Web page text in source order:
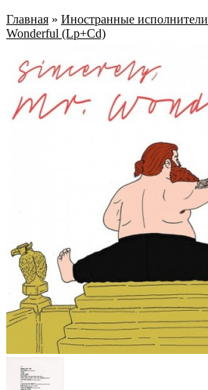
Главная » Иностранные исполнители
Wonderful (Lp+Cd)